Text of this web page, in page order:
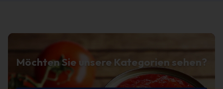
Möchten Sie unsere Kategorien sehen?